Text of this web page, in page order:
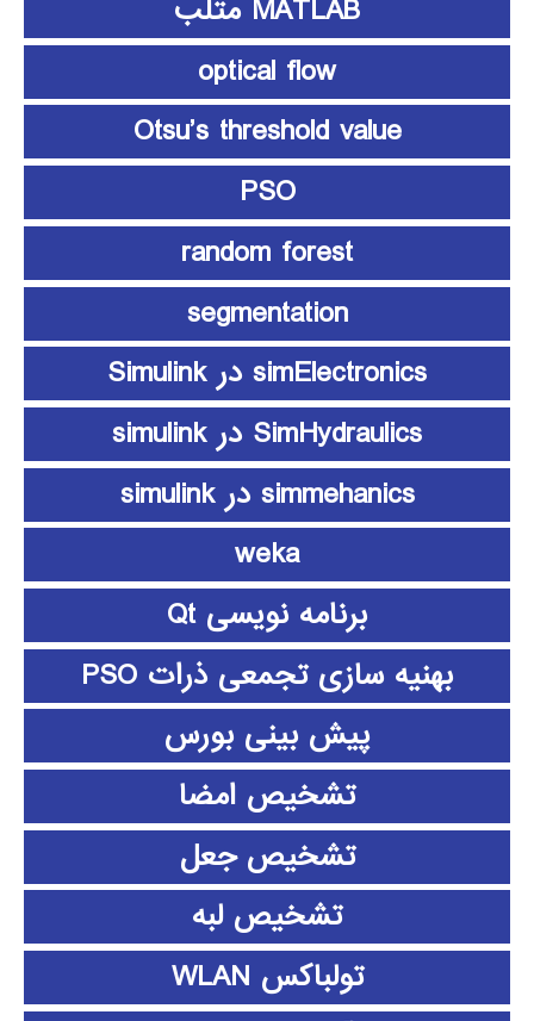
MATLAB متلب
optical flow
Otsu’s threshold value
PSO
random forest
segmentation
simElectronics در Simulink
SimHydraulics در simulink
simmehanics در simulink
weka
برنامه نویسی Qt
بهنیه سازی تجمعی ذرات PSO
پیش بینی بورس
تشخیص امضا
تشخیص جعل
تشخیص لبه
تولباکس WLAN